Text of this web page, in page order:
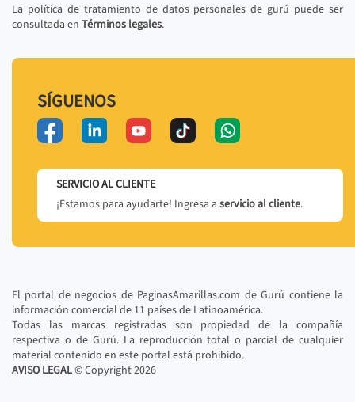
La política de tratamiento de datos personales de gurú puede ser
consultada en Términos legales.
SÍGUENOS
SERVICIO AL CLIENTE
¡Estamos para ayudarte! Ingresa a servicio al cliente.
El portal de negocios de PaginasAmarillas.com de Gurú contiene la
información comercial de 11 países de Latinoamérica.
Todas las marcas registradas son propiedad de la compañía
respectiva o de Gurú. La reproducción total o parcial de cualquier
material contenido en este portal está prohibido.
AVISO LEGAL© Copyright2026